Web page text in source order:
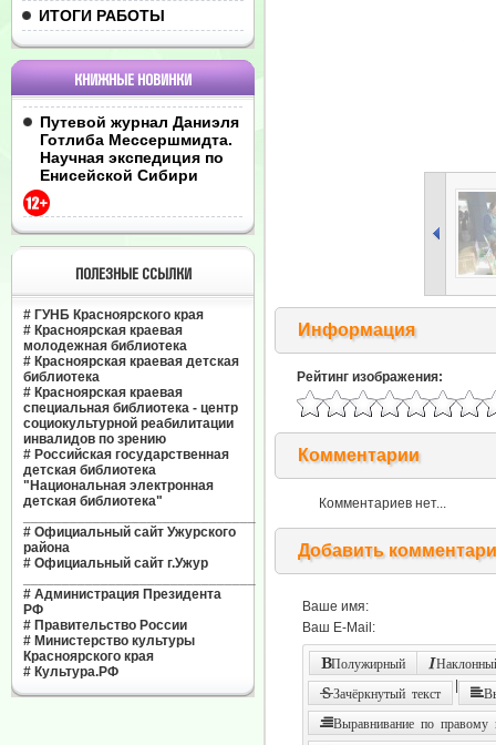
ИТОГИ РАБОТЫ
КНИЖНЫЕ НОВИНКИ
Путевой журнал Даниэля
Готлиба Мессершмидта.
Научная экспедиция по
Енисейской Сибири
ПОЛЕЗНЫЕ ССЫЛКИ
# ГУНБ Красноярского края
# Красноярская краевая
молодежная библиотека
# Красноярская краевая детская
библиотека
# Красноярская краевая
специальная библиотека - центр
социокультурной реабилитации
инвалидов по зрению
# Российская государственная
детская библиотека
"Национальная электронная
детская библиотека"
# Официальный сайт Ужурского
района
# Официальный сайт г.Ужур
# Администрация Президента
РФ
# Правительство России
# Министерство культуры
Красноярского края
# Культура.РФ
Информация
Рейтинг изображения:
Комментарии
Комментариев нет...
Добавить
Ваше имя:
Ваш E-Mail:
Полужирный
Зачёркнутый текст
Выравнивание по правому